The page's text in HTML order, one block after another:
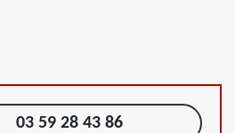
03 59 28 43 86